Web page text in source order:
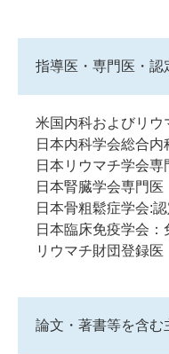
指導医・専門医・認
米国内科およびリウ
日本内科学会総合内
日本リウマチ学会専
日本腎臓学会専門医
日本骨粗鬆症学会:
日本臨床免疫学会：
リウマチ財団登録医
論文・著書等を含む